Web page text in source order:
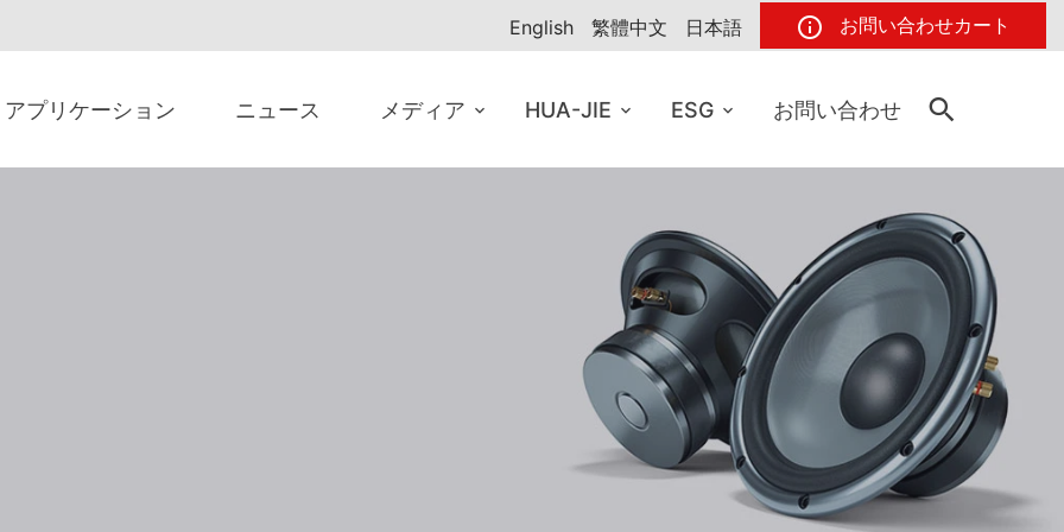
English 繁體中文 日本語 お問い合わせカート
アプリケーション ニュース メディア HUA-JIE ESG お問い合わせ